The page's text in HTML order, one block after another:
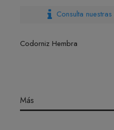
Consulta
Codorniz Hembra
Más